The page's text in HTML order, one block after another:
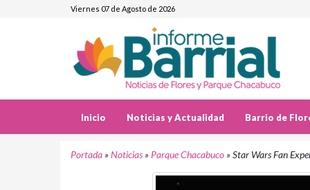
Viernes 07 de Agosto de 2026
Inicio Noticias y Actualidad Barrio de
Portada »Noticias » Parque Chacabuco »Star Wars Fan